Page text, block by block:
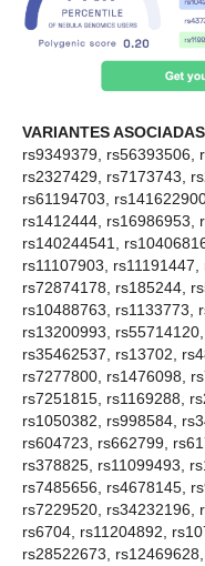
VARIANTES
rs9349379, rs56393506,
rs2327429, rs7173743,
rs61194703,
rs1412444, rs16986953,
rs140244541,
rs11107903,
rs72874178, rs185244,
rs10488763, rs1133773,
rs13200993,
rs35462537, rs13702,
rs7277800, rs1476098,
rs7251815, rs1169288,
rs1050382, rs998584,
rs604723, rs662799,
rs378825, rs11099493,
rs7485656, rs4678145,
rs7229520, rs34232196,
rs6704, rs11204892,
rs28522673,